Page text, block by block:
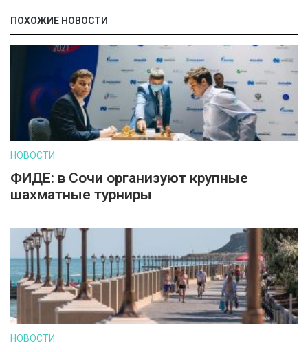
ПОХОЖИЕ НОВОСТИ
НОВОСТИ
ФИДЕ: в Сочи организуют крупные
шахматные турниры
НОВОСТИ